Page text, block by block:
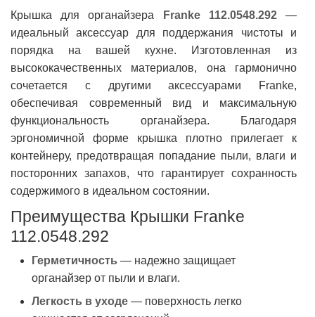
Крышка для органайзера Franke 112.0548.292—
идеальный аксессуар для поддержания чистоты и
порядка на вашей кухне. Изготовленная из
высококачественных материалов, она гармонично
сочетается с другими аксессуарами Franke,
обеспечивая современный вид и максимальную
функциональность органайзера. Благодаря
эргономичной форме крышка плотно прилегает к
контейнеру, предотвращая попадание пыли, влаги и
посторонних запахов, что гарантирует сохранность
содержимого в идеальном состоянии.
Преимущества Крышки Franke
112.0548.292
Герметичность — надежно защищает
органайзер от пыли и влаги.
Легкость в уходе — поверхность легко